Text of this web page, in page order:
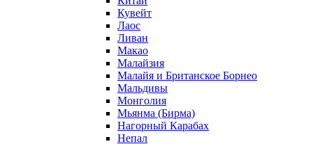
Кувейт
Лаос
Ливан
Макао
Малайзия
Малайя и Британское Борнео
Мальдивы
Монголия
Мьянма (Бирма)
Нагорный Карабах
Непал